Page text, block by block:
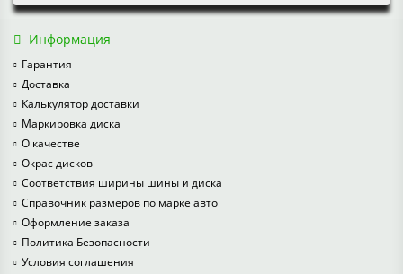
Информация
Гарантия
Доставка
Калькулятор доставки
Маркировка диска
О качестве
Окрас дисков
Соответствия ширины шины и диска
Справочник размеров по марке авто
Оформление заказа
Политика Безопасности
Условия соглашения